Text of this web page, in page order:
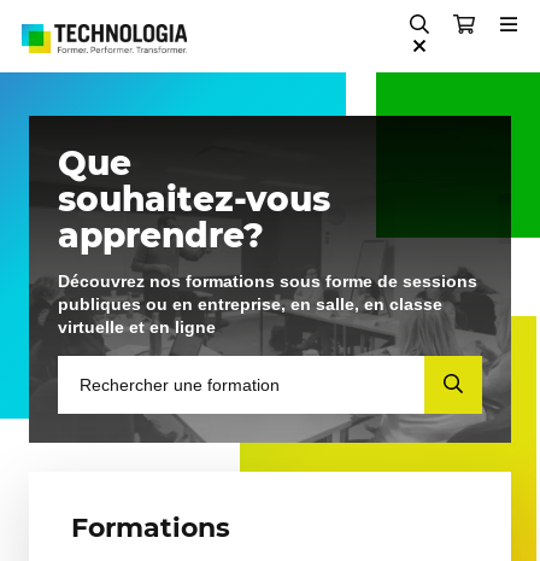
Que
souhaitez-vous
apprendre?
Découvrez nos formations sous forme de sessions
publiques ou en entreprise, en salle, en classe
virtuelle et en ligne
Formations